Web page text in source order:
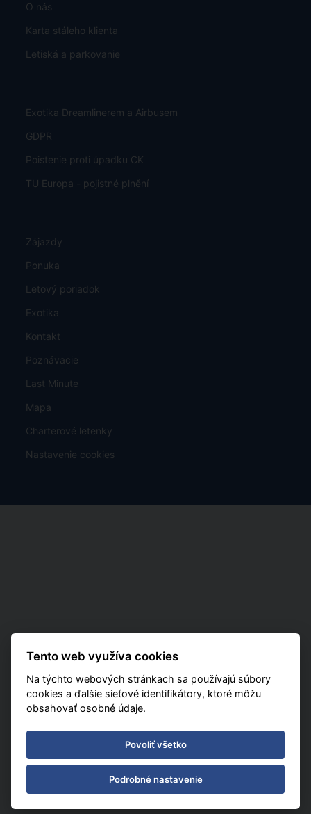
O nás
Karta stáleho klienta
Letiská a parkovanie
Exotika Dreamlinerem a Airbusem
GDPR
Poistenie proti úpadku CK
TU Europa - pojistné plnění
Zájazdy
Ponuka
Letový poriadok
Exotika
Kontakt
Poznávacie
Last Minute
Mapa
Charterové letenky
Nastavenie cookies
Tento web využíva cookies
Na týchto webových stránkach sa používajú súbory
cookies a ďalšie sieťové identifikátory, ktoré môžu
obsahovať osobné údaje.
Povoliť všetko
Podrobné nastavenie